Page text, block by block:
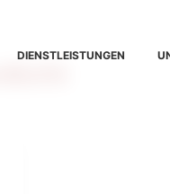
DIENSTLEISTUNGEN